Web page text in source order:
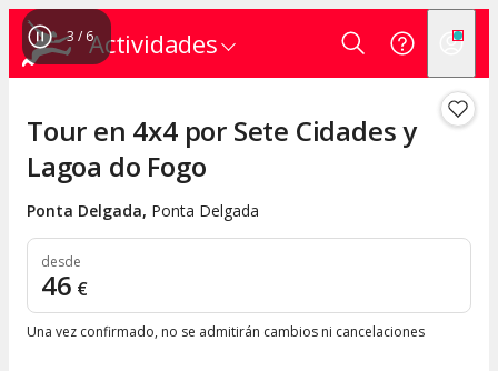
Actividades
3 / 6
Tour en 4x4 por Sete Cidades y
Lagoa do Fogo
Ponta Delgada, Ponta Delgada
desde
46 €
Una vez confirmado, no se admitirán cambios ni cancelaciones